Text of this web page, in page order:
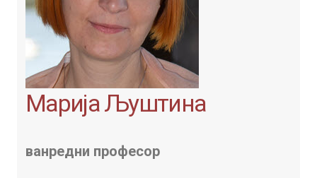
Марија Љуштина
ванредни професор